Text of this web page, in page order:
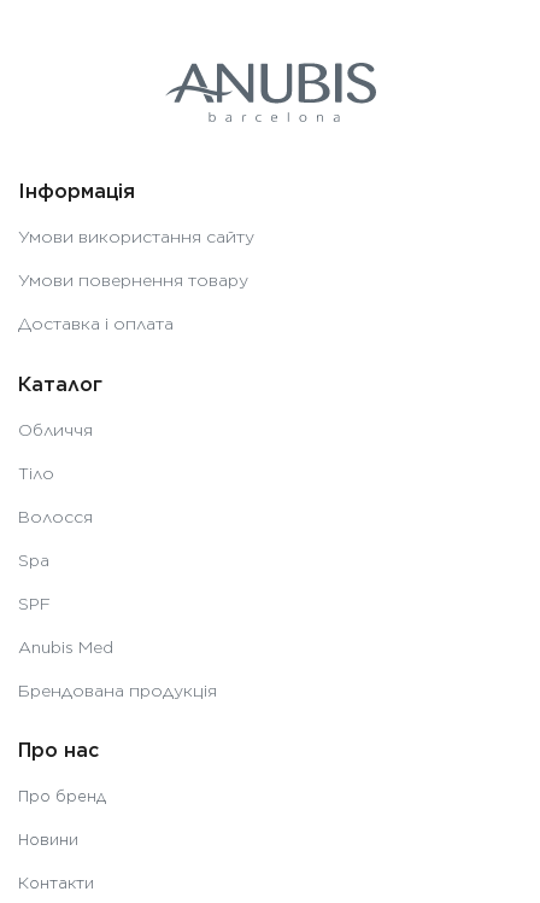
Інформація
Умови використання сайту
Умови повернення товару
Доставка і оплата
Каталог
Обличчя
Тіло
Волосся
Spa
SPF
Anubis Med
Брендована продукція
Про нас
Про бренд
Новини
Контакти